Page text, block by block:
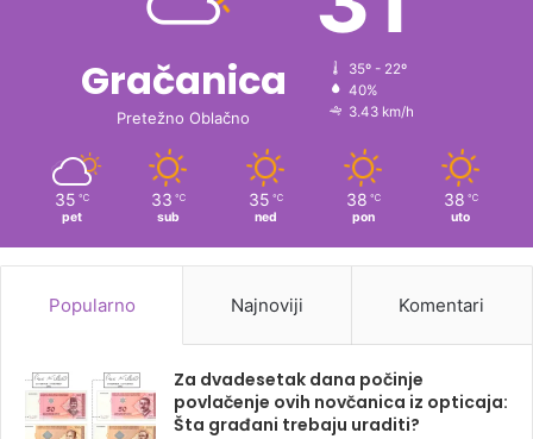
Gračanica
Pretežno Oblačno
35º - 22º
40%
3.43 km/h
35 ℃
pet
33 ℃
sub
35 ℃
ned
38 ℃
pon
38 ℃
uto
Popularno Najnoviji Komentari
Za dvadesetak dana počinje
povlačenje ovih novčanica iz opticaja:
Šta građani trebaju uraditi?